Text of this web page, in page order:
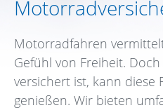
Motorradfahren
Gefühl von Freiheit.
versichert ist, kann diese
genießen. Wir bieten